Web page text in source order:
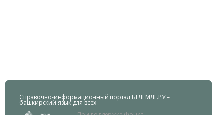
Справочно-информационный портал БЕЛЕМЛЕ.РУ –
башкирский язык для всех